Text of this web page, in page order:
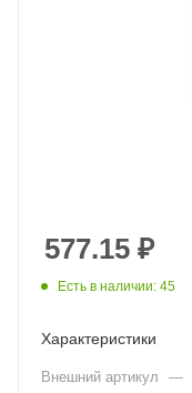
577.15 ₽
Есть в наличии: 45
Характеристики
Внешний артикул —